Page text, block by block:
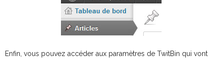
Enfin, vous pouvez accéder aux paramètres de TwitBin qui vont